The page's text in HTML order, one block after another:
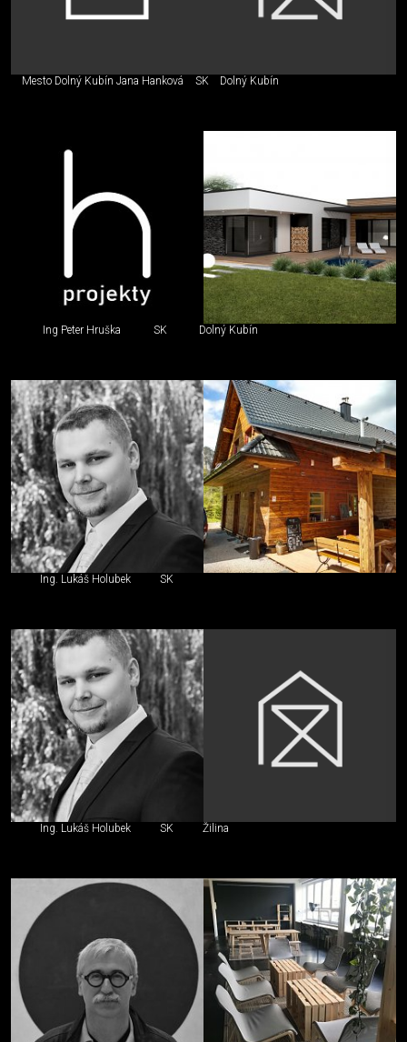
Mesto Dolný Kubín Jana Hanková SK Dolný Kubín
Ing Peter Hruška SK Dolný Kubín
Ing. Lukáš Holubek SK
Ing. Lukáš Holubek SK Žilina